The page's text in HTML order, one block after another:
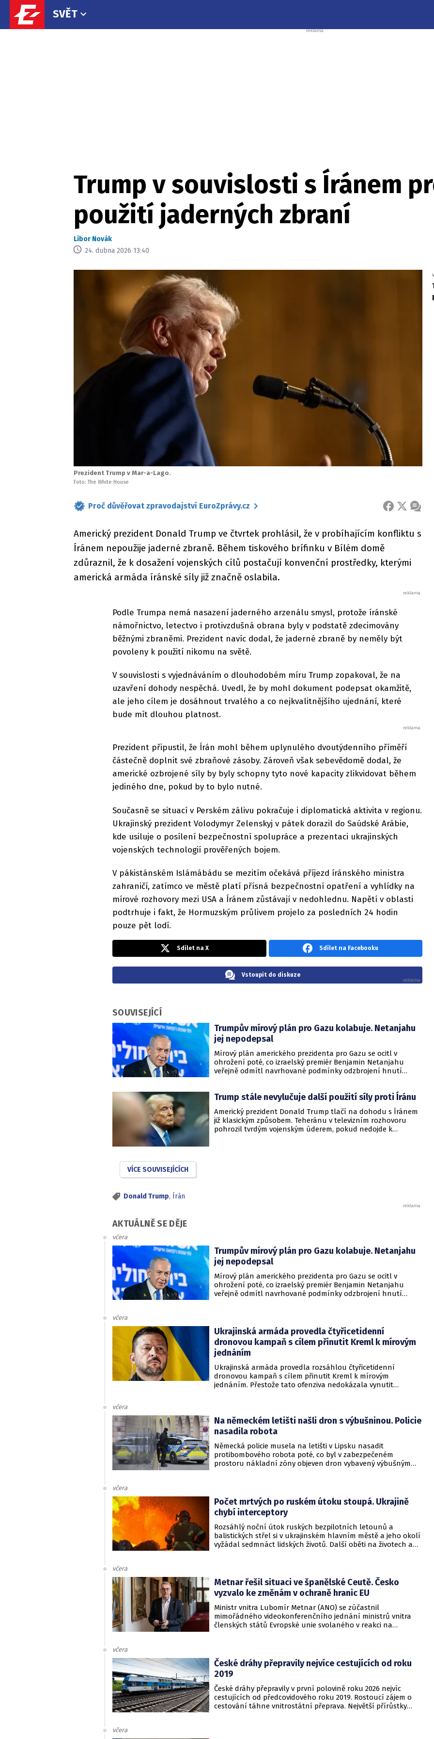
SVĚT
Trump v souvislosti s Íránem
použití jaderných zbraní
Libor Novák
24. dubna 2026 13:40
Prezident Trump v Mar-a-Lago.
Foto: The White House
Proč důvěřovat zpravodajství EuroZprávy.cz FACEBOOK
X
Americký prezident Donald Trump ve čtvrtek prohlásil, že v probíhajícím konfliktu s
Íránem nepoužije jaderné zbraně. Během tiskového brífinku v Bílém domě
zdůraznil, že k dosažení vojenských cílů postačují konvenční prostředky, kterými
americká armáda íránské síly již značně oslabila.
Podle Trumpa nemá nasazení jaderného arzenálu smysl, protože íránské
námořnictvo, letectvo i protivzdušná obrana byly v podstatě zdecimovány
běžnými zbraněmi. Prezident navíc dodal, že jaderné zbraně by neměly být
povoleny k použití nikomu na světě.
V souvislosti s vyjednáváním o dlouhodobém míru Trump zopakoval, že na
uzavření dohody nespěchá. Uvedl, že by mohl dokument podepsat okamžitě,
ale jeho cílem je dosáhnout trvalého a co nejkvalitnějšího ujednání, které
bude mít dlouhou platnost.
Prezident připustil, že Írán mohl během uplynulého dvoutýdenního příměří
částečně doplnit své zbraňové zásoby. Zároveň však sebevědomě dodal, že
americké ozbrojené síly by byly schopny tyto nové kapacity zlikvidovat během
jediného dne, pokud by to bylo nutné.
Současně se situací v Perském zálivu pokračuje i diplomatická aktivita v regionu.
Ukrajinský prezident Volodymyr Zelenskyj v pátek dorazil do Saúdské Arábie,
kde usiluje o posílení bezpečnostní spolupráce a prezentaci ukrajinských
vojenských technologií prověřených bojem.
V pákistánském Islámábádu se mezitím očekává příjezd íránského ministra
zahraničí, zatímco ve městě platí přísná bezpečnostní opatření a vyhlídky na
mírové rozhovory mezi USA a Íránem zůstávají v nedohlednu. Napětí v oblasti
podtrhuje i fakt, že Hormuzským průlivem projelo za posledních 24 hodin
pouze pět lodí.
Sdílet na X Sdílet na Facebooku
Vstoupit do diskuze
SOUVISEJÍCÍ
Trumpův mírový plán pro Gazu kolabuje. Netanjahu
jej nepodepsal
Mírový plán amerického prezidenta pro Gazu se ocitl v
ohrožení poté, co izraelský premiér Benjamin Netanjahu
veřejně odmítl navrhované podmínky odzbrojení hnutí
najevo, že finální text nepodepsala.
Trump stále nevylučuje další použití síly proti Íránu
Americký prezident Donald Trump tlačí na dohodu s Íránem
již klasickým způsobem. Teheránu v televizním rozhovoru
pohrozil tvrdým vojenským úderem, pokud nedojde k
VÍCE SOUVISEJÍCÍCH
Donald Trump, Írán
AKTUÁLNĚ SE DĚJE
včera
Trumpův mírový plán pro Gazu kolabuje. Netanjahu
jej nepodepsal
Mírový plán amerického prezidenta pro Gazu se ocitl v
ohrožení poté, co izraelský premiér Benjamin Netanjahu
veřejně odmítl navrhované podmínky odzbrojení hnutí
včera
Ukrajinská armáda provedla čtyřicetidenní
dronovou kampaň s cílem přinutit Kreml k mírovým
jednáním
Ukrajinská armáda provedla rozsáhlou čtyřicetidenní
dronovou kampaň s cílem přinutit Kreml k mírovým
jednáním. Přestože tato ofenziva nedokázala vynutit
včera
Na německém letišti našli dron s výbušninou. Policie
nasadila robota
Německá policie musela na letišti v Lipsku nasadit
protibombového robota poté, co byl v zabezpečeném
prostoru nákladní zóny objeven dron vybavený výbušným
včera
Počet mrtvých po ruském útoku stoupá. Ukrajině
chybí interceptory
Rozsáhlý noční útok ruských bezpilotních letounů a
balistických střel si v ukrajinském hlavním městě a jeho okolí
vyžádal sedmnáct lidských životů. Další oběti na životech a
včera
Metnar řešil situaci ve španělské Ceutě. Česko
vyzvalo ke změnám v ochraně hranic EU
Ministr vnitra Lubomír Metnar (ANO) se zúčastnil
mimořádného videokonferenčního jednání ministrů vnitra
členských států Evropské unie svolaného v reakci na
včera
České dráhy přepravily nejvíce cestujících od roku
2019
České dráhy přepravily v první polovině roku 2026 nejvíc
cestujících od předcovidového roku 2019. Rostoucí zájem o
cestování táhne vnitrostátní přeprava. Největší přírůstky
včera